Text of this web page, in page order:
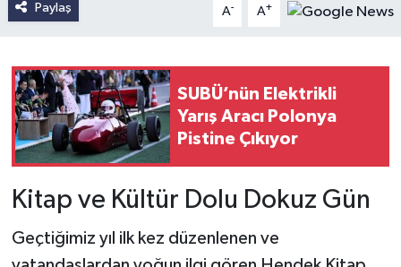
Paylaş A- A+
SUBÜ’nün Elektrikli
Yarış Aracı Polonya
Pistine Çıkıyor
Kitap ve Kültür Dolu Dokuz Gün
Geçtiğimiz yıl ilk kez düzenlenen ve